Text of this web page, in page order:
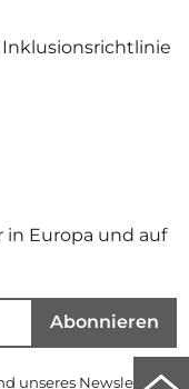
Europa und auf
Abonnieren
unseres Newsletters